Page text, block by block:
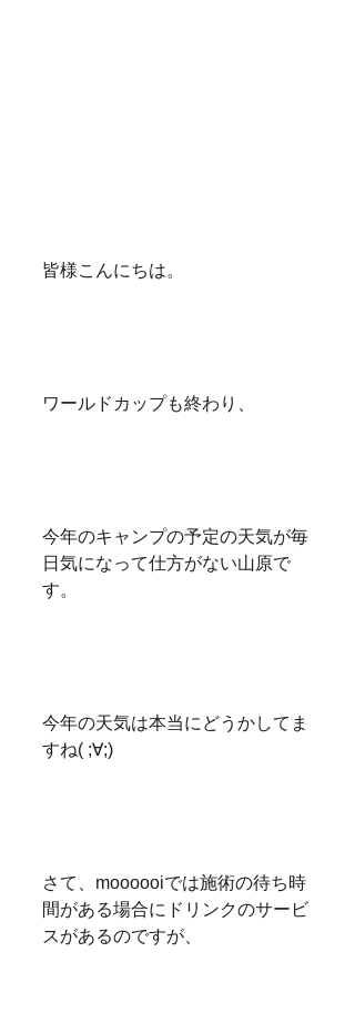
皆様こんにちは。
ワールドカップも終わり、
今年のキャンプの予定の天気が毎
日気になって仕方がない山原で
す。
今年の天気は本当にどうかしてま
すね( ;∀;)
さて、moooooiでは施術の待ち時
間がある場合にドリンクのサービ
スがあるのですが、